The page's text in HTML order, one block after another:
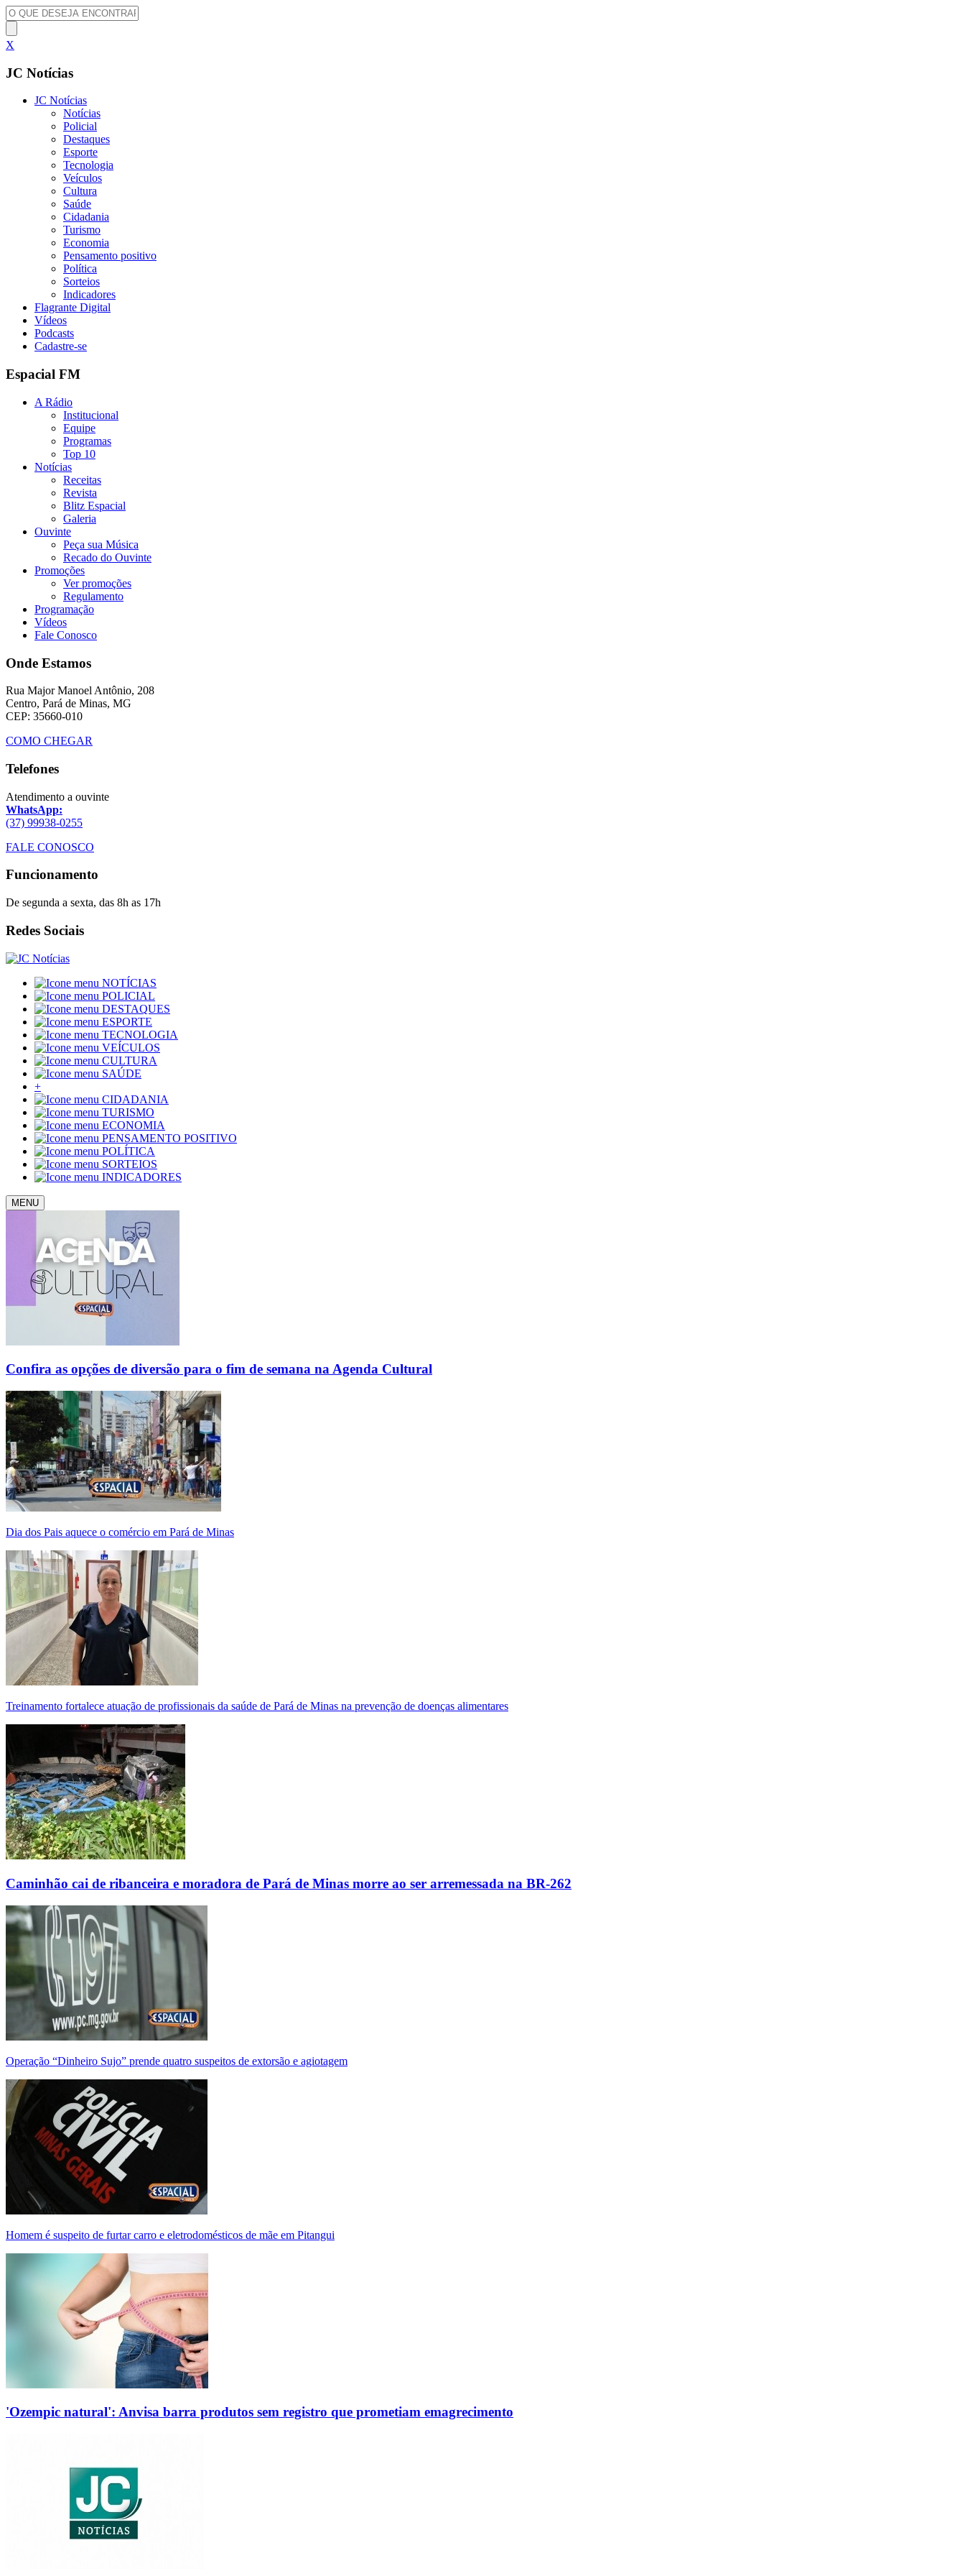
X
JC Notícias
JC Notícias
Notícias
Policial
Destaques
Esporte
Tecnologia
Veículos
Cultura
Saúde
Cidadania
Turismo
Economia
Pensamento positivo
Política
Sorteios
Indicadores
Flagrante Digital
Vídeos
Podcasts
Cadastre-se
Espacial FM
A Rádio
Institucional
Equipe
Programas
Top 10
Notícias
Receitas
Revista
Blitz Espacial
Galeria
Ouvinte
Peça sua Música
Recado do Ouvinte
Promoções
Ver promoções
Regulamento
Programação
Vídeos
Fale Conosco
Onde Estamos
Rua Major Manoel Antônio, 208
Centro, Pará de Minas, MG
CEP: 35660-010
COMO CHEGAR
Telefones
Atendimento a ouvinte
WhatsApp:
(37) 99938-0255
FALE CONOSCO
Funcionamento
De segunda a sexta, das 8h as 17h
Redes Sociais
NOTÍCIAS
POLICIAL
DESTAQUES
ESPORTE
TECNOLOGIA
VEÍCULOS
CULTURA
SAÚDE
+
CIDADANIA
TURISMO
ECONOMIA
PENSAMENTO POSITIVO
POLÍTICA
SORTEIOS
INDICADORES
MENU
Confira as opções de diversão para o fim de semana na Agenda Cultural
Dia dos Pais aquece o comércio em Pará de Minas
Treinamento fortalece atuação de profissionais da saúde de Pará de Minas na prevenção de doenças alimentares
Caminhão cai de ribanceira e moradora de Pará de Minas morre ao ser arremessada na BR-262
Operação “Dinheiro Sujo” prende quatro suspeitos de extorsão e agiotagem
Homem é suspeito de furtar carro e eletrodomésticos de mãe em Pitangui
'Ozempic natural': Anvisa barra produtos sem registro que prometiam emagrecimento